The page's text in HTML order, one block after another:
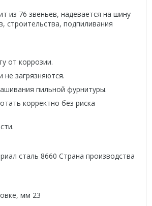
из 76 звеньев, надевается на шину
строительства, подпиливания
от коррозии.
загрязняются.
пильной фурнитуры.
корректно без риска
сталь 8660 Страна производства
мм 23